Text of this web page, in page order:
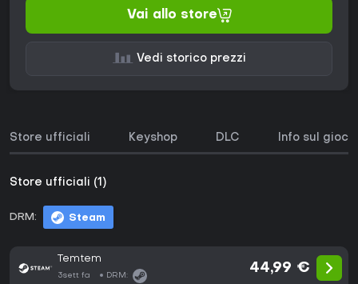
Vai allo store
Vedi storico prezzi
Store ufficiali Keyshop DLC Info sul gioco
Store ufficiali (1)
DRM: Steam
Temtem
3sett fa DRM:
44,99 €